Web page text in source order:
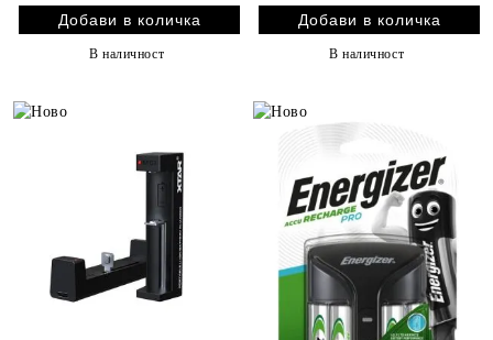
Акумулаторни Батерии
В наличност
Комфорт
В наличност